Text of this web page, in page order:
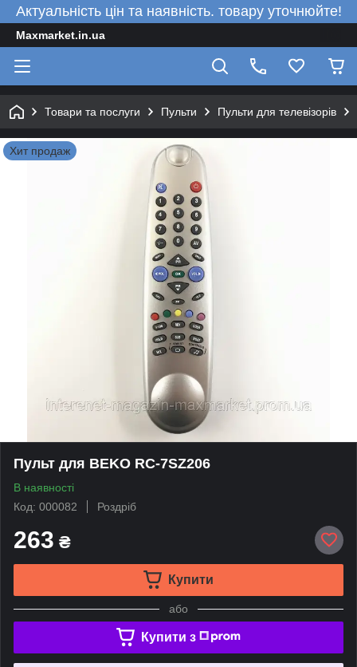
Актуальність цін та наявність. товару уточнюйте!
Maxmarket.in.ua
Товари та послуги Пульти Пульти для телевізорів
Хит продаж
Пульт для BEKO RC-7SZ206
В наявності
Код: 000082
Роздріб
263 ₴
Купити
або
Купити з